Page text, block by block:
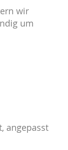
wir
um
angepasst